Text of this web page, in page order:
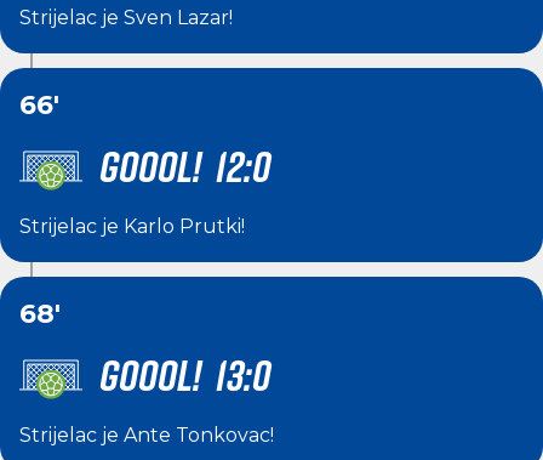
Strijelac je Sven Lazar!
66'
GOOOL! 12:0
Strijelac je Karlo Prutki!
68'
GOOOL! 13:0
Strijelac je Ante Tonkovac!